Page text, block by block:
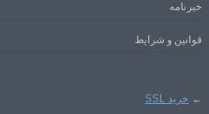
خبرنامه
قوانین و شرایط
← خرید SSL